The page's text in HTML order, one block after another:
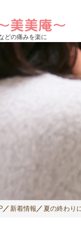
どの痛みを楽に
新着情報 夏の終わり